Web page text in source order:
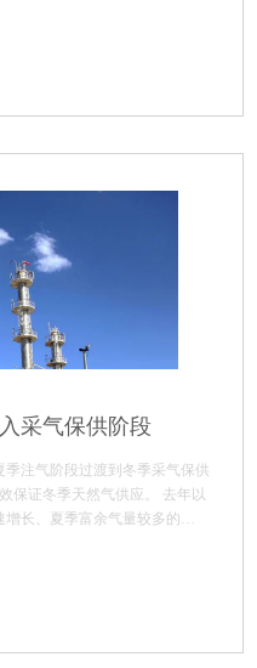
采气保供阶段
注气阶段过渡到冬季采气保供
冬季天然气供应。 去年以
增长、夏季富余气量较多的…